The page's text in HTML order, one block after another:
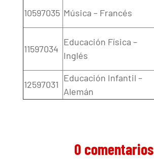
10597035 Música – Francés
11597034
Educación Física –
Inglés
12597031
Educación Infantil –
Alemán
0 comentarios